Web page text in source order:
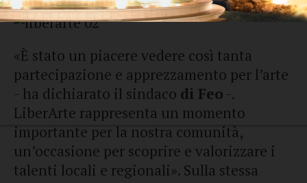
«È stato un piacere vedere così tanta
partecipazione e apprezzamento per l’arte
- ha dichiarato il sindaco di Feo -.
LiberArte rappresenta un momento
importante per la nostra comunità,
un’occasione per scoprire e valorizzare i
talenti locali e regionali». Sulla stessa